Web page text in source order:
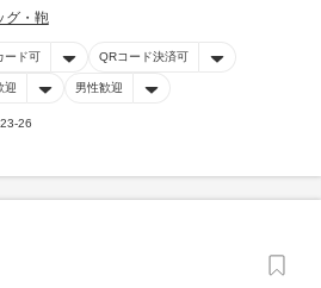
グ・鞄
ード可 QRコード決済可
迎 男性歓迎
26